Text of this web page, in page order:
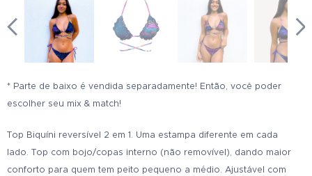
* Parte de baixo é vendida separadamente! Então, você poder
escolher seu mix & match!
Top Biquíni reversível 2 em 1. Uma estampa diferente em cada
lado. Top com bojo/copas interno (não removível), dando maior
conforto para quem tem peito pequeno a médio. Ajustável com